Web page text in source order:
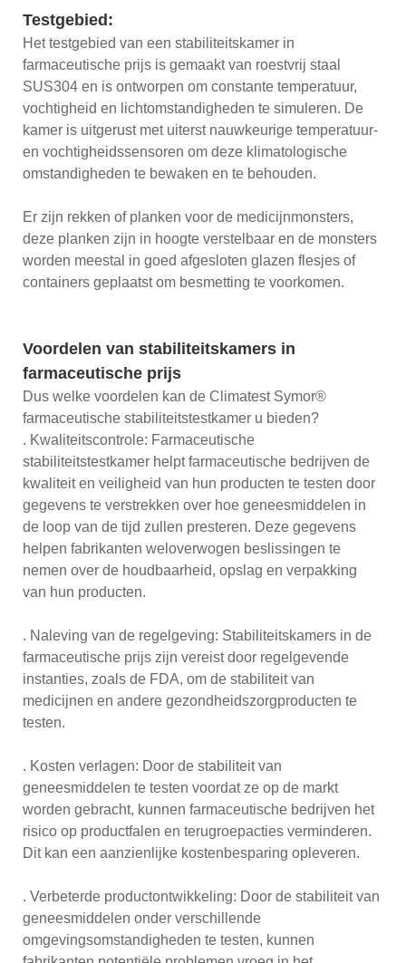
Testgebied:
Het testgebied van een stabiliteitskamer in
farmaceutische prijs is gemaakt van roestvrij staal
SUS304 en is ontworpen om constante temperatuur,
vochtigheid en lichtomstandigheden te simuleren. De
kamer is uitgerust met uiterst nauwkeurige temperatuur-
en vochtigheidssensoren om deze klimatologische
omstandigheden te bewaken en te behouden.
Er zijn rekken of planken voor de medicijnmonsters,
deze planken zijn in hoogte verstelbaar en de monsters
worden meestal in goed afgesloten glazen flesjes of
containers geplaatst om besmetting te voorkomen.
Voordelen van stabiliteitskamers in
farmaceutische prijs
Dus welke voordelen kan de Climatest Symor®
farmaceutische stabiliteitstestkamer u bieden?
. Kwaliteitscontrole: Farmaceutische
stabiliteitstestkamer helpt farmaceutische bedrijven de
kwaliteit en veiligheid van hun producten te testen door
gegevens te verstrekken over hoe geneesmiddelen in
de loop van de tijd zullen presteren. Deze gegevens
helpen fabrikanten weloverwogen beslissingen te
nemen over de houdbaarheid, opslag en verpakking
van hun producten.
. Naleving van de regelgeving: Stabiliteitskamers in de
farmaceutische prijs zijn vereist door regelgevende
instanties, zoals de FDA, om de stabiliteit van
medicijnen en andere gezondheidszorgproducten te
testen.
. Kosten verlagen: Door de stabiliteit van
geneesmiddelen te testen voordat ze op de markt
worden gebracht, kunnen farmaceutische bedrijven het
risico op productfalen en terugroepacties verminderen.
Dit kan een aanzienlijke kostenbesparing opleveren.
. Verbeterde productontwikkeling: Door de stabiliteit van
geneesmiddelen onder verschillende
omgevingsomstandigheden te testen, kunnen